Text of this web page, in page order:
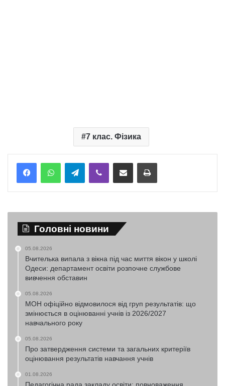
7 клас. Фізика
TelegramViber Надіслати електронною поштоюНадрукувати
Головні новини
05.08.2026
Вчителька випала з вікна під час миття вікон у школі
Одеси: департамент освіти розпочне службове
вивчення обставин
05.08.2026
МОН офіційно відмовилося від груп результатів: що
змінюється в оцінюванні учнів із 2026/2027
навчального року
05.08.2026
Про затвердження системи та загальних критеріїв
оцінювання результатів навчання учнів
01.08.2026